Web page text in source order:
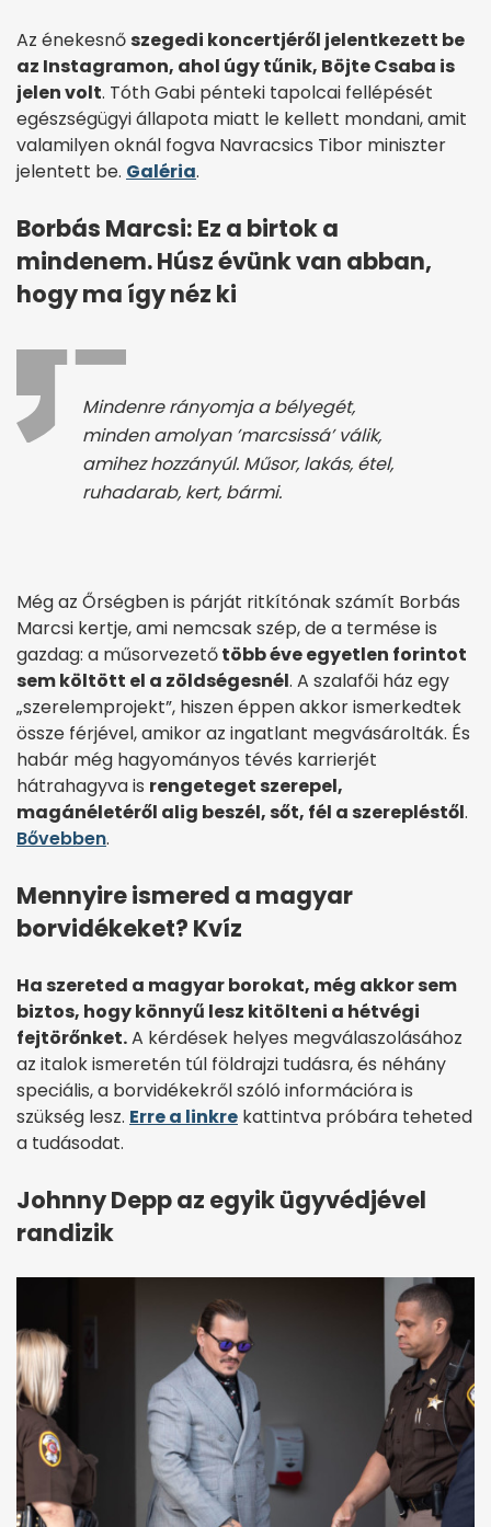
Az énekesnő szegedi koncertjéről jelentkezett be
az Instagramon, ahol úgy tűnik, Böjte Csaba is
jelen volt. Tóth Gabi pénteki tapolcai fellépését
egészségügyi állapota miatt le kellett mondani, amit
valamilyen oknál fogva Navracsics Tibor miniszter
jelentett be. Galéria.
Borbás Marcsi: Ez a birtok a
mindenem. Húsz évünk van abban,
hogy ma így néz ki
Mindenre rányomja a bélyegét,
minden amolyan ’marcsissá’ válik,
amihez hozzányúl. Műsor, lakás, étel,
ruhadarab, kert, bármi.
Még az Őrségben is párját ritkítónak számít Borbás
Marcsi kertje, ami nemcsak szép, de a termése is
gazdag: a műsorvezetőtöbb éve egyetlen forintot
sem költött el a zöldségesnél. A szalafői ház egy
„szerelemprojekt”, hiszen éppen akkor ismerkedtek
össze férjével, amikor az ingatlant megvásárolták. És
habár még hagyományos tévés karrierjét
hátrahagyva is rengeteget szerepel,
magánéletéről alig beszél, sőt, fél a szerepléstől.
Bővebben.
Mennyire ismered a magyar
borvidékeket? Kvíz
Ha szereted a magyar borokat, még akkor sem
biztos, hogy könnyű lesz kitölteni a hétvégi
fejtörőnket.A kérdések helyes megválaszolásához
az italok ismeretén túl földrajzi tudásra, és néhány
speciális, a borvidékekről szóló információra is
szükség lesz. Erre a linkre kattintva próbára teheted
a tudásodat.
Johnny Depp az egyik ügyvédjével
randizik